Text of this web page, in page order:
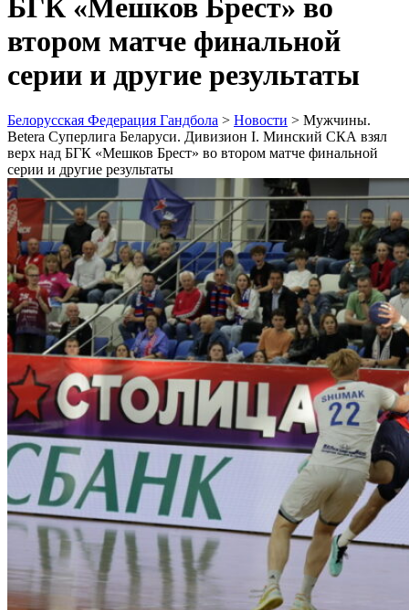
БГК «Мешков Брест» во
втором матче финальной
серии и другие результаты
Белорусская Федерация Гандбола > Новости > Мужчины.
Betera Суперлига Беларуси. Дивизион I. Минский СКА взял
верх над БГК «Мешков Брест» во втором матче финальной
серии и другие результаты